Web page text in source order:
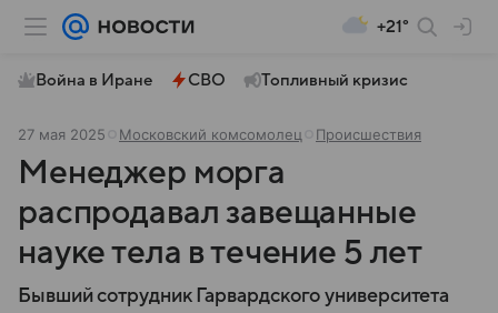
+21°
Война в Иране СВО Топливный кризис
27 мая 2025 Московский комсомолец Происшествия
Менеджер морга
распродавал завещанные
науке тела в течение 5 лет
Бывший сотрудник Гарвардского университета